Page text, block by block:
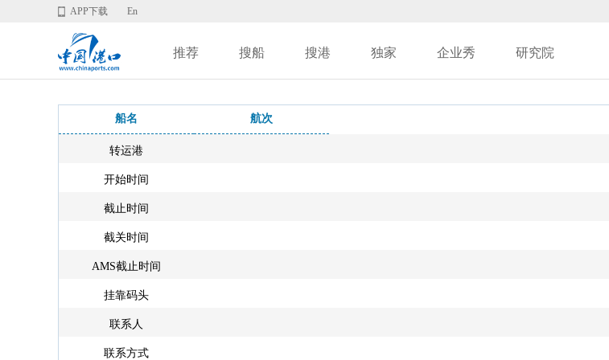
APP下载 En
推荐 搜船 搜港 独家 企业秀 研究院
船名 航次
转运港
开始时间
截止时间
截关时间
AMS截止时间
挂靠码头
联系人
联系方式